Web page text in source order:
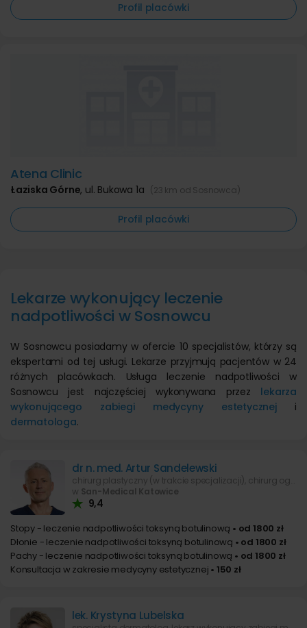
Profil placówki
Atena Clinic
Łaziska Górne, ul. Bukowa 1a (23 km od Sosnowca)
Profil placówki
Lekarze wykonujący leczenie
nadpotliwości w Sosnowcu
W Sosnowcu posiadamy w ofercie 10 specjalistów, którzy są
ekspertami od tej usługi. Lekarze przyjmują pacjentów w 24
różnych placówkach. Usługa leczenie nadpotliwości w
Sosnowcu jest najczęściej wykonywana przez lekarza
wykonującego zabiegi medycyny estetyczneji
dermatologa.
dr n. med. Artur Sandelewski
w San-Medical Katowice
9,4
Stopy - leczenie nadpotliwości toksyną botulinową • od 1800 zł
Dłonie - leczenie nadpotliwości toksyną botulinową • od 1800 zł
Pachy - leczenie nadpotliwości toksyną botulinową • od 1800 zł
Konsultacja w zakresie medycyny estetycznej • 150 zł
lek. Krystyna Lubelska